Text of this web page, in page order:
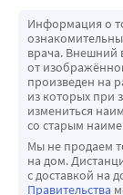
натрия
Информация о
врача. Внешний
от
произведен на
из которых при
измениться
со старым
Мы не продаем
на дом.
с доставкой на
Правительства